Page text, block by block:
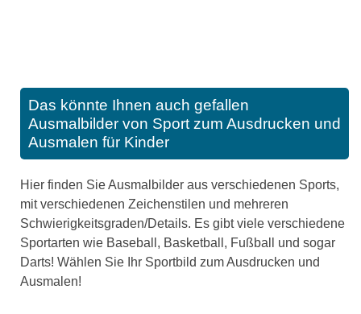
Das könnte Ihnen auch gefallen
Ausmalbilder von Sport zum Ausdrucken und
Ausmalen für Kinder
Hier finden Sie Ausmalbilder aus verschiedenen Sports,
mit verschiedenen Zeichenstilen und mehreren
Schwierigkeitsgraden/Details. Es gibt viele verschiedene
Sportarten wie Baseball, Basketball, Fußball und sogar
Darts! Wählen Sie Ihr Sportbild zum Ausdrucken und
Ausmalen!